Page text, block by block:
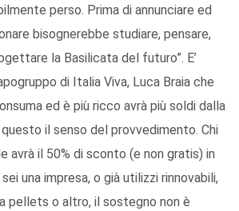
perso. Prima di annunciare ed
bisognerebbe studiare, pensare,
la Basilicata del futuro”. E’
di Italia Viva, Luca Braia che
ed è più ricco avrà più soldi dalla
questo il senso del provvedimento. Chi
avrà il 50% di sconto (e non gratis) in
una impresa, o già utilizzi rinnovabili,
pellets o altro, il sostegno non è